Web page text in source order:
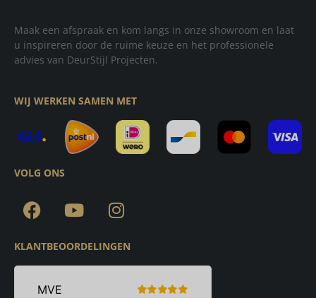
Maak een afspraak en kom langs in onze showroom en laat
u inspireren door de ruime keuze en het professionele
advies van DeurStijl Projecten.
WIJ WERKEN SAMEN MET
VOLG ONS
KLANTBEOORDELINGEN